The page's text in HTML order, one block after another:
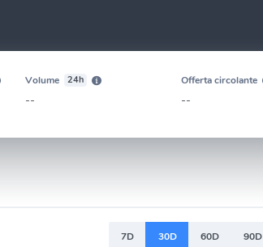
Volume 24h
--
Offerta circolante
--
7D 30D 60D 90D